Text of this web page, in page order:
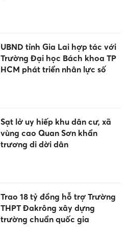
UBND tỉnh Gia Lai hợp tác với
Trường Đại học Bách khoa TP
HCM phát triển nhân lực số
Sạt lở uy hiếp khu dân cư, xã
vùng cao Quan Sơn khẩn
trương di dời dân
Trao 18 tỷ đồng hỗ trợ Trường
THPT Đakrông xây dựng
trường chuẩn quốc gia